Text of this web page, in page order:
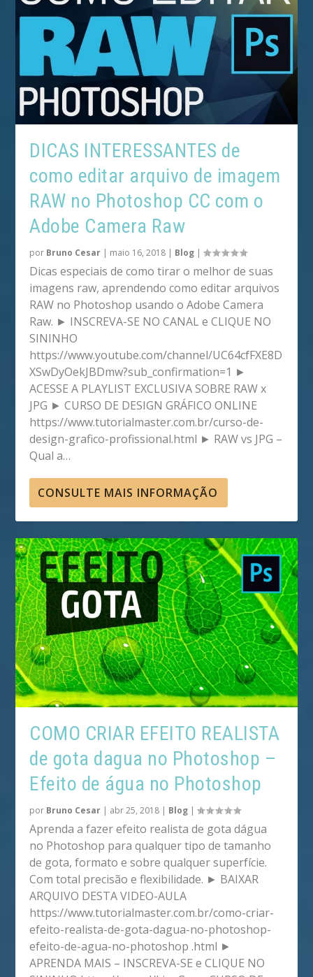
DICAS INTERESSANTES de
como editar arquivo de imagem
RAW no Photoshop CC com o
Adobe Camera Raw
por Bruno Cesar | maio 16, 2018 | Blog |
Dicas especiais de como tirar o melhor de suas
imagens raw, aprendendo como editar arquivos
RAW no Photoshop usando o Adobe Camera
Raw. ► INSCREVA-SE NO CANAL e CLIQUE NO
SININHO
https://www.youtube.com/channel/UC64cfFXE8D
XSwDyOekJBDmw?sub_confirmation=1 ►
ACESSE A PLAYLIST EXCLUSIVA SOBRE RAW x
JPG ► CURSO DE DESIGN GRÁFICO ONLINE
https://www.tutorialmaster.com.br/curso-de-
design-grafico-profissional.html ► RAW vs JPG –
Qual a…
CONSULTE MAIS INFORMAÇÃO
COMO CRIAR EFEITO REALISTA
de gota dagua no Photoshop –
Efeito de água no Photoshop
por Bruno Cesar | abr 25, 2018 | Blog |
Aprenda a fazer efeito realista de gota dágua
no Photoshop para qualquer tipo de tamanho
de gota, formato e sobre qualquer superfície.
Com total precisão e flexibilidade. ► BAIXAR
ARQUIVO DESTA VIDEO-AULA
https://www.tutorialmaster.com.br/como-criar-
efeito-realista-de-gota-dagua-no-photoshop-
efeito-de-agua-no-photoshop .html ►
APRENDA MAIS – INSCREVA-SE e CLIQUE NO